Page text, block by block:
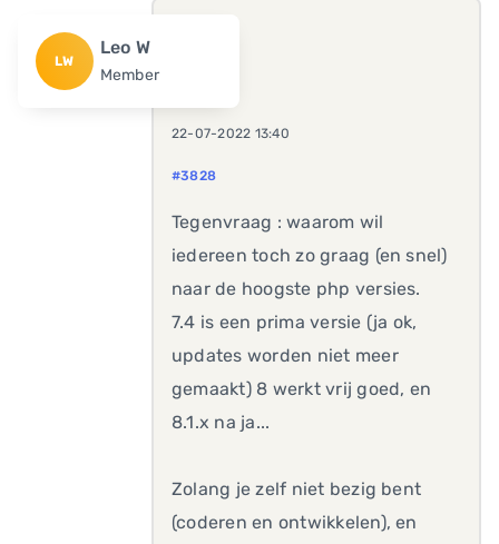
LW
Leo W
Member
22-07-2022 13:40
#3828
Tegenvraag : waarom wil
iedereen toch zo graag (en snel)
naar de hoogste php versies.
7.4 is een prima versie (ja ok,
updates worden niet meer
gemaakt) 8 werkt vrij goed, en
8.1.x na ja...
Zolang je zelf niet bezig bent
(coderen en ontwikkelen), en